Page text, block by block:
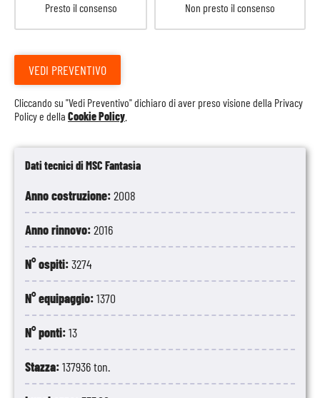
Dati tecnici di MSC Fantasia
Anno costruzione:2008
Anno rinnovo:2016
N° ospiti:3274
N° equipaggio:1370
N° ponti:13
Stazza:137936 ton.
Presto il consenso Non presto il consenso
VEDI PREVENTIVO
Cliccando su "Vedi Preventivo" dichiaro di aver preso visione della Privacy
Policye della Cookie Policy